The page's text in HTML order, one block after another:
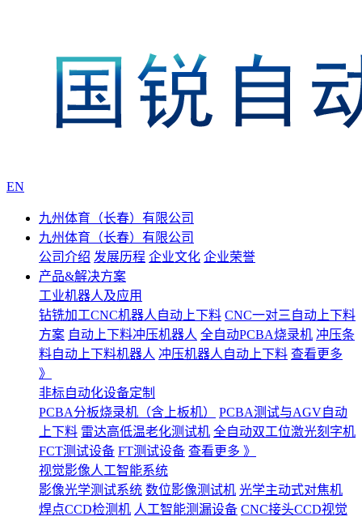
EN
九州体育（长春）有限公司
九州体育（长春）有限公司
公司介绍 发展历程 企业文化 企业荣誉
产品&解决方案
工业机器人及应用
钻铣加工CNC机器人自动上下料 CNC一对三自动上下料
方案 自动上下料冲压机器人 全自动PCBA烧录机 冲压条
料自动上下料机器人 冲压机器人自动上下料 查看更多
》
非标自动化设备定制
PCBA分板烧录机（含上板机）
PCBA测试与AGV自动
上下料 雷达高低温老化测试机 全自动双工位激光刻字机
FCT测试设备 FT测试设备 查看更多 》
视觉影像人工智能系统
影像光学测试系统 数位影像测试机 光学主动式对焦机
焊点CCD检测机 人工智能测漏设备 CNC接头CCD视觉